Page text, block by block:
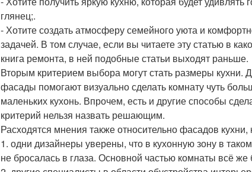
глянец;.
- Хотите создать атмосферу семейного уюта и
задачей. В том случае, если вы читаете эту статью в
книга ремонта, в ней подобные статьи выходят раньше.
Вторым критерием выбора могут стать размеры кухни.
фасады помогают визуально сделать комнату чуть
маленьких кухонь. Впрочем, есть и другие способы
критерий нельзя назвать решающим.
Расходятся мнения также относительно фасадов
1. одни дизайнеры уверены, что в кухонную зону в
не бросалась в глаза. Основной частью комнаты всё же